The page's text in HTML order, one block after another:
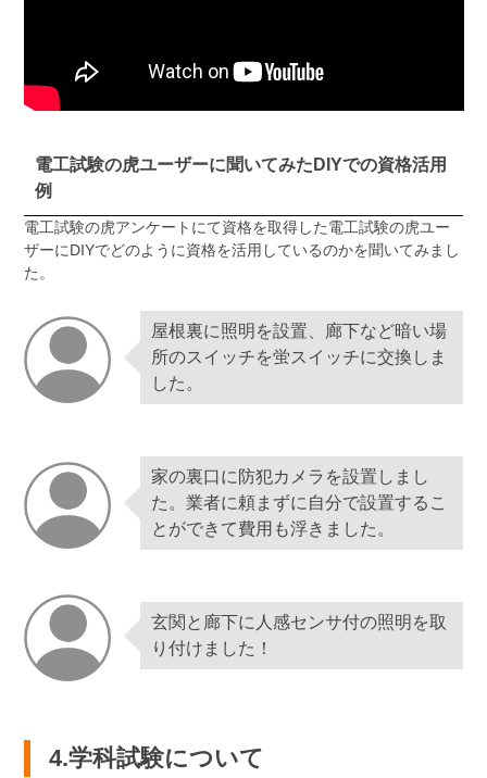
電工試験の虎ユーザーに聞いてみたDIYでの資格活用
例
電工試験の虎アンケートにて資格を取得した電工試験の虎ユー
ザーにDIYでどのように資格を活用しているのかを聞いてみまし
た。
屋根裏に照明を設置、廊下など暗い場
所のスイッチを蛍スイッチに交換しま
した。
家の裏口に防犯カメラを設置しまし
た。業者に頼まずに自分で設置するこ
とができて費用も浮きました。
玄関と廊下に人感センサ付の照明を取
り付けました！
4.学科試験について